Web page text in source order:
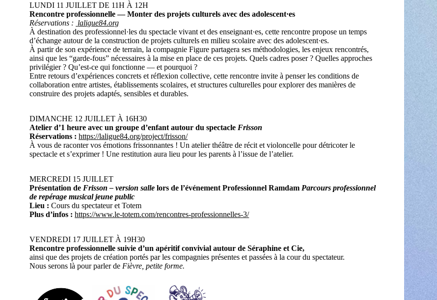
LUNDI 11 JUILLET DE 11H À 12H
Rencontre professionnelle — Monter des projets culturels avec des adolescent·es
Réservations : laligue84.org
À destination des professionnel·les du spectacle vivant et des enseignant·es, cette rencontre propose un temps
d’échange autour de la construction de projets culturels en milieu scolaire avec des adolescent·es.
À partir de son expérience de terrain, la compagnie Figure partagera ses méthodologies, les enjeux rencontrés,
ainsi que les “garde-fous” nécessaires à la mise en place de ces projets. Quels cadres poser ? Quelles approches
privilégier ? Qu’est-ce qui fonctionne — et pourquoi ?
Entre retours d’expériences concrets et réflexion collective, cette rencontre invite à penser les conditions de
collaboration entre artistes, établissements scolaires, et structures culturelles pour explorer des manières de
construire des projets adaptés, sensibles et durables.
DIMANCHE 12 JUILLET À 16H30
Atelier d’1 heure avec un groupe d’enfant autour du spectacle Frisson
Réservations : https://laligue84.org/project/frisson/
À vous de raconter vos émotions frissonnantes ! Un atelier théâtre de récit et violoncelle pour détricoter le
spectacle et s’exprimer ! Une restitution aura lieu pour les parents à l’issue de l’atelier.
MERCREDI 15 JUILLET
Présentation de Frisson – version salle lors de l’événement Professionnel Ramdam Parcours professionnel
de repérage musical jeune public
Lieu : Cours du spectateur et Totem
Plus d’infos : https://www.le-totem.com/rencontres-professionnelles-3/
VENDREDI 17 JUILLET À 19H30
Rencontre professionnelle suivie d’un apéritif convivial autour de Séraphine et Cie,
ainsi que des projets de création portés par les compagnies présentes et passées à la cour du spectateur.
Nous serons là pour parler de Fièvre, petite forme.